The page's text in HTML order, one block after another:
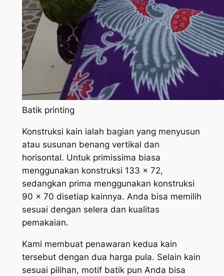
Batik printing
Konstruksi kain ialah bagian yang menyusun
atau susunan benang vertikal dan
horisontal. Untuk primissima biasa
menggunakan konstruksi 133 x 72,
sedangkan prima menggunakan konstruksi
90 x 70 disetiap kainnya. Anda bisa memilih
sesuai dengan selera dan kualitas
pemakaian.
Kami membuat penawaran kedua kain
tersebut dengan dua harga pula. Selain kain
sesuai pilihan, motif batik pun Anda bisa